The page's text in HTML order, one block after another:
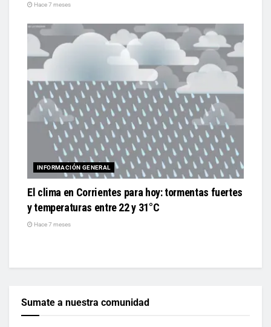
Hace 7 meses
INFORMACIÓN GENERAL
El clima en Corrientes para hoy: tormentas fuertes
y temperaturas entre 22 y 31°C
Hace 7 meses
Sumate a nuestra comunidad